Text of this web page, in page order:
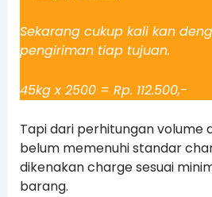
Sekarang cukup kali kan
pengiriman tiap tujuan.
45kg x 2500 = Rp. 112.500,-
Tapi dari perhitungan volume
belum memenuhi standar
dikenakan charge sesuai
barang.